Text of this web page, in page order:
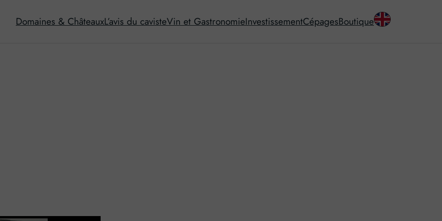
Domaines & ChâteauxL’avis du cavisteVin et GastronomieInvestissementCépagesBoutique